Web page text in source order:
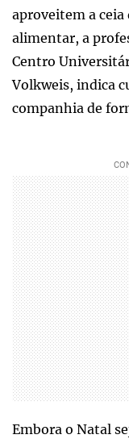
aproveitem a ceia
alimentar, a
Centro
Volkweis, indica
companhia de
Embora o Natal